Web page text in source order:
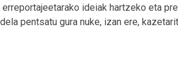
ideiak hartzeko eta
pentsatu gura nuke, izan ere,